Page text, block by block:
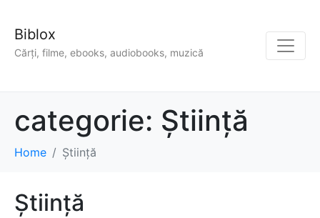
Biblox
Cărți, filme, ebooks, audiobooks, muzică
categorie: Știință
Home Știință
Știință